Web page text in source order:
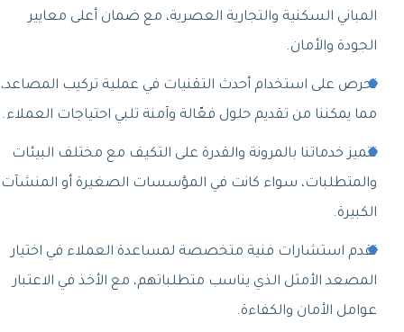
المباني السكنية والتجارية العصرية، مع ضمان أعلى معايير
الجودة والأمان.
نحرص على استخدام أحدث التقنيات في عملية تركيب المصاعد،
مما يمكننا من تقديم حلول فعّالة وآمنة تلبي احتياجات العملاء.
تتميز خدماتنا بالمرونة والقدرة على التكيف مع مختلف البيئات
والمتطلبات، سواء كانت في المؤسسات الصغيرة أو المنشآت
الكبيرة.
نقدم استشارات فنية متخصصة لمساعدة العملاء في اختيار
المصعد الأمثل الذي يناسب متطلباتهم، مع الأخذ في الاعتبار
عوامل الأمان والكفاءة.